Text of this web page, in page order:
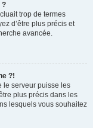
?
trop de termes
d’être plus précis et
avancée.
?!
le serveur puisse les
plus précis dans les
lesquels vous souhaitez